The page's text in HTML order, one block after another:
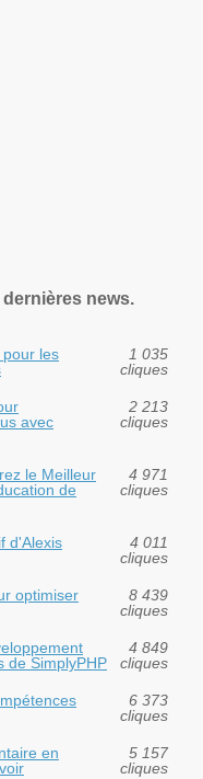
news.
pour les
1 035
cliques
avec
2 213
cliques
le Meilleur
de
4 971
cliques
d'Alexis
4 011
cliques
optimiser
8 439
cliques
de SimplyPHP
4 849
cliques
6 373
cliques
en
5 157
cliques